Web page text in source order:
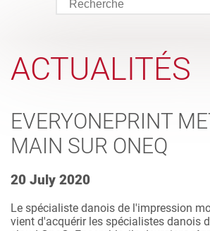
ACTUALITÉS
EVERYONEPRINT
MAIN SUR ONEQ
20 July 2020
Le spécialiste danois de l'impression
vient d'acquérir les spécialistes danois